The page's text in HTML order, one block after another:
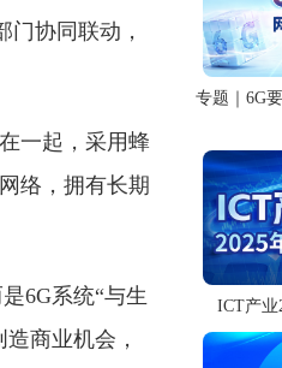
协同联动，
一起，采用蜂
络，拥有长期
6G系统“与生
商业机会，
专题｜6G
ICT产业